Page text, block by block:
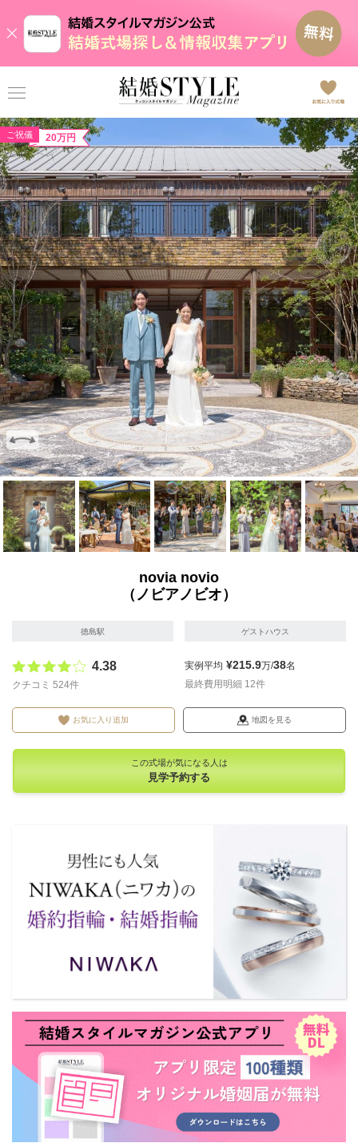
ご祝儀 20万円
novia novio
（ノビアノビオ）
徳島駅 ゲストハウス
4.38
クチコミ 524件
実例平均 ¥215.9万/38名
最終費用明細 12件
お気に入り追加 地図を見る
この式場が気になる人は
見学予約する